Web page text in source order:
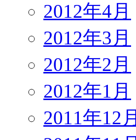
2012年4月
2012年3月
2012年2月
2012年1月
2011年12月